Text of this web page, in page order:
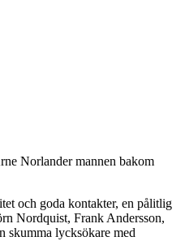
Norlander mannen bakom
och goda kontakter, en pålitlig
Nordquist, Frank Andersson,
skumma lycksökare med